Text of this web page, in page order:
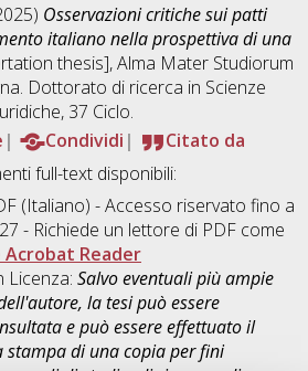
Osservazioni critiche sui patti
italiano nella prospettiva di una
thesis], Alma Mater Studiorum
Dottorato di ricerca in Scienze
, 37 Ciclo.
Condividi
Citato da
full-text disponibili:
(Italiano) - Accesso riservato fino a
- Richiede un lettore di PDF come
Acrobat Reader
Licenza: Salvo eventuali più ampie
la tesi può essere
e può essere effettuato il
stampa di una copia per fini